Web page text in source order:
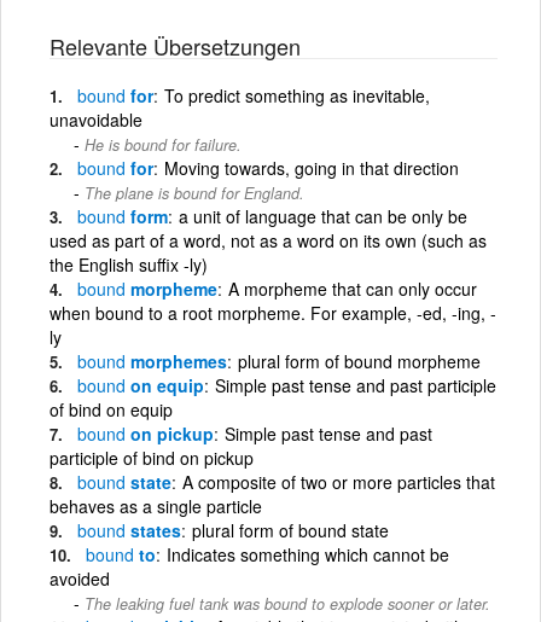
Relevante Übersetzungen
bound for To predict something as inevitable,
unavoidable
He is bound for failure.
bound for Moving towards, going in that direction
The plane is bound for England.
bound form a unit of language that can be only be
used as part of a word, not as a word on its own (such as
the English suffix -ly)
bound morpheme A morpheme that can only occur
when bound to a root morpheme. For example, -ed, -ing, -
ly
bound morphemes plural form of bound morpheme
bound on equip Simple past tense and past participle
of bind on equip
bound on pickup Simple past tense and past
participle of bind on pickup
bound state A composite of two or more particles that
behaves as a single particle
bound states plural form of bound state
bound to Indicates something which cannot be
avoided
The leaking fuel tank was bound to explode sooner or later.